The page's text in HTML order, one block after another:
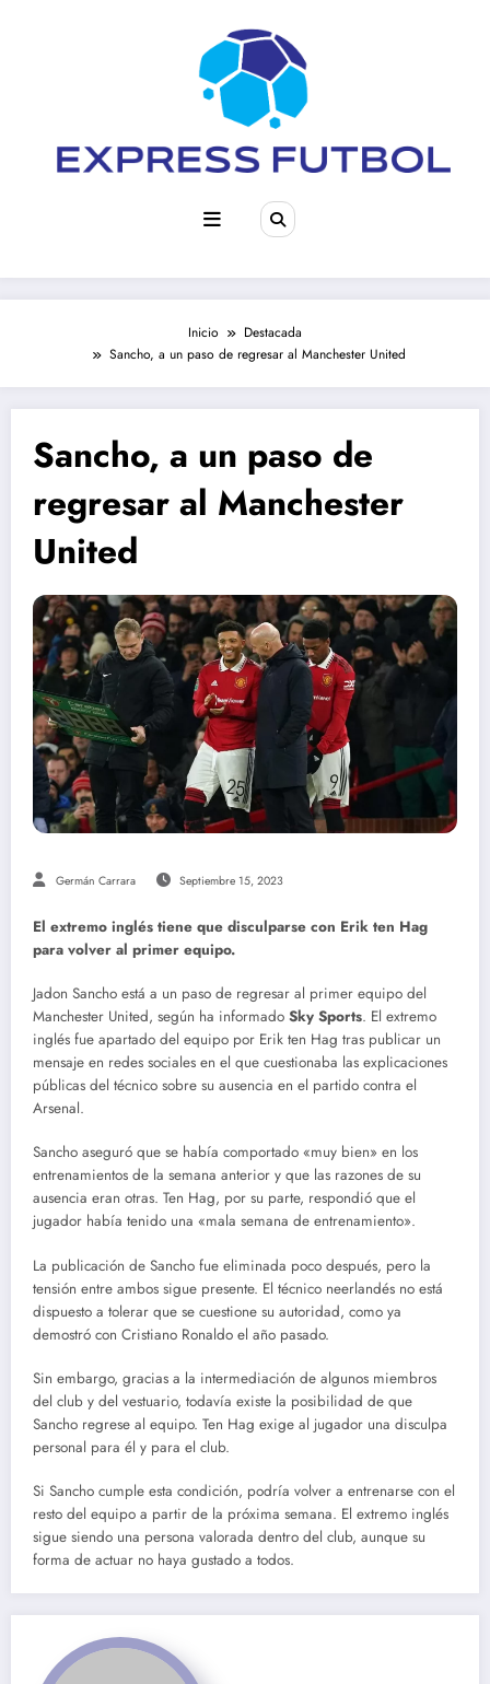
Inicio
Destacada
Sancho, a un paso de regresar al Manchester United
Sancho, a un paso de
regresar al Manchester
United
Germán Carrara Septiembre 15, 2023
El extremo inglés tiene que disculparse con Erik ten Hag
para volver al primer equipo.
Jadon Sancho está a un paso de regresar al primer equipo del
Manchester United, según ha informado Sky Sports. El extremo
inglés fue apartado del equipo por Erik ten Hag tras publicar un
mensaje en redes sociales en el que cuestionaba las explicaciones
públicas del técnico sobre su ausencia en el partido contra el
Arsenal.
Sancho aseguró que se había comportado «muy bien» en los
entrenamientos de la semana anterior y que las razones de su
ausencia eran otras. Ten Hag, por su parte, respondió que el
jugador había tenido una «mala semana de entrenamiento».
La publicación de Sancho fue eliminada poco después, pero la
tensión entre ambos sigue presente. El técnico neerlandés no está
dispuesto a tolerar que se cuestione su autoridad, como ya
demostró con Cristiano Ronaldo el año pasado.
Sin embargo, gracias a la intermediación de algunos miembros
del club y del vestuario, todavía existe la posibilidad de que
Sancho regrese al equipo. Ten Hag exige al jugador una disculpa
personal para él y para el club.
Si Sancho cumple esta condición, podría volver a entrenarse con el
resto del equipo a partir de la próxima semana. El extremo inglés
sigue siendo una persona valorada dentro del club, aunque su
forma de actuar no haya gustado a todos.